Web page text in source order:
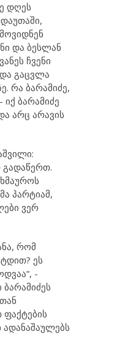
დღეს
და ბესლან
ჩვენი
გაცვლა
რა ბარამიძე,
იქ ბარამიძე
არც არავის
გადაწერთ.
პარტიამ,
ვერ
რომ
ეს
-
ფაქტების
ადანაშაულებს